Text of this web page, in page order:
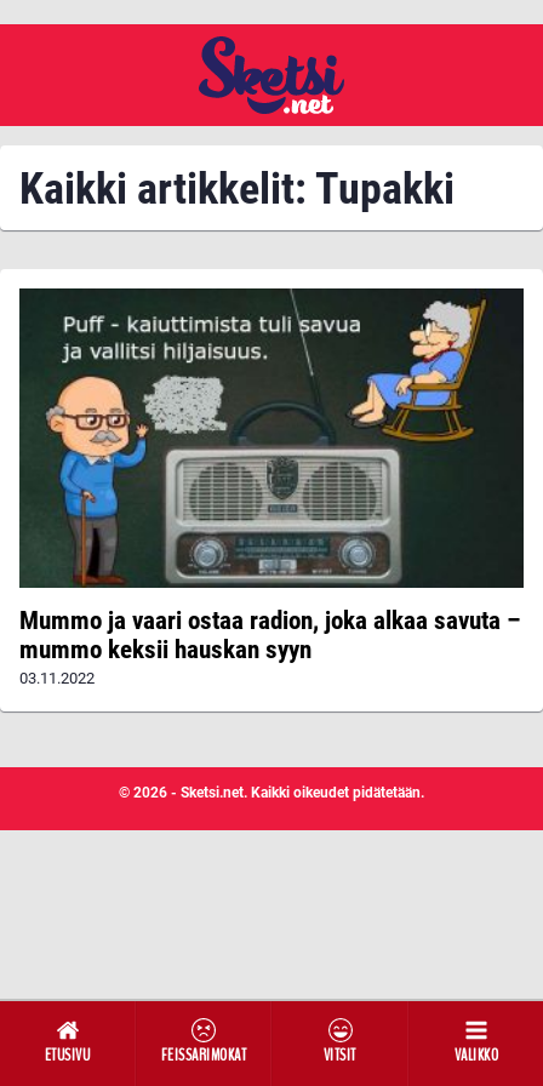
ETUSIVU FEISSARIMOKAT VITSIT VALIKKO
Kaikki artikkelit: Tupakki
Mummo ja vaari ostaa radion, joka alkaa savuta –
mummo keksii hauskan syyn
03.11.2022
© 2026 - Sketsi.net. Kaikki oikeudet pidätetään.